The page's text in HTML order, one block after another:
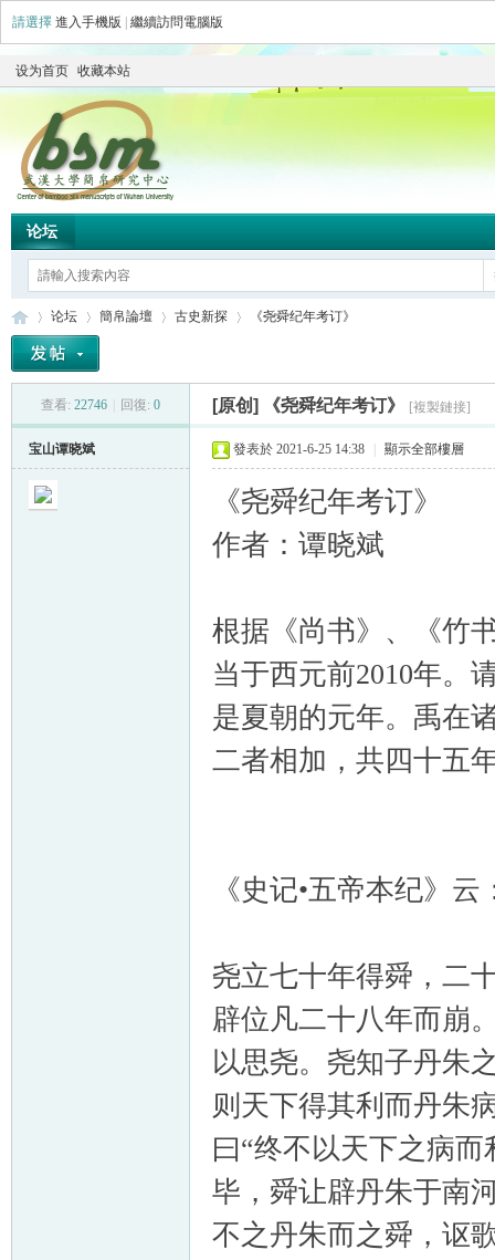
請選擇 進入手機版 繼續訪問電腦版
设为首页 收藏本站
论坛
论坛
›
簡帛論壇
›
古史新探
›
《尧舜纪年考订》
查看: 22746 回復: 0 [原创] 《尧舜纪年考订》 [複製鏈接]
宝山谭晓斌 發表於 2021-6-25 14:38 顯示全部樓層
《尧舜纪年考订》
作者：谭晓斌
根据《尚书》、《竹
当于西元前2010年。
是夏朝的元年。禹在
二者相加，共四十五
《史记•五帝本纪》云
尧立七十年得舜，二
辟位凡二十八年而崩
以思尧。尧知子丹朱
则天下得其利而丹朱
曰“终不以天下之病
毕，舜让辟丹朱于南
不之丹朱而之舜，讴